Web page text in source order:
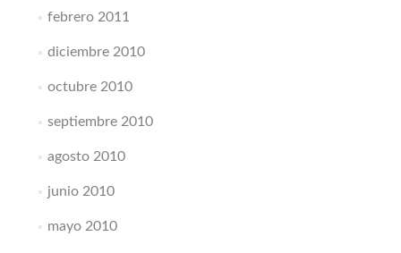
febrero 2011
diciembre 2010
octubre 2010
septiembre 2010
agosto 2010
junio 2010
mayo 2010